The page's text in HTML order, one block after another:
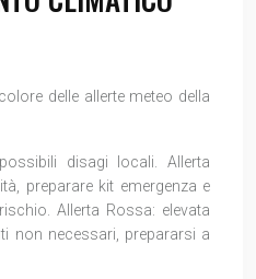
delle allerte meteo della
disagi locali. Allerta
preparare kit emergenza e
Allerta Rossa: elevata
non necessari, prepararsi a